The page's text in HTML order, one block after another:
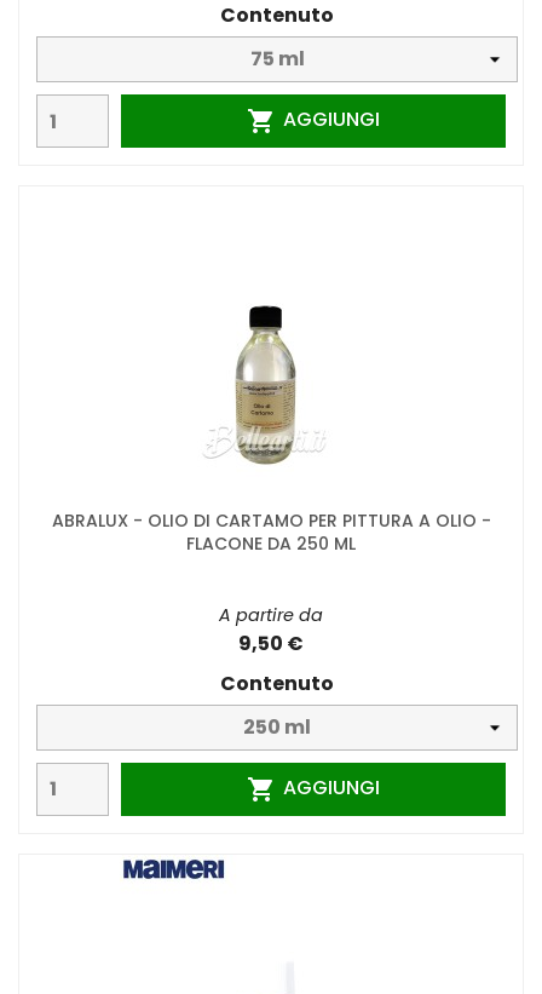
Contenuto
 AGGIUNGI
ABRALUX - OLIO DI CARTAMO PER PITTURA A OLIO -
FLACONE DA 250 ML
A partire da
9,50 €
Contenuto
 AGGIUNGI